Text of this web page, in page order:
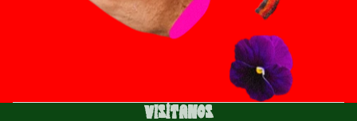
Visítanos